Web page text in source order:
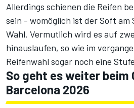
Allerdings schienen die Reifen
sein - womöglich ist der Soft am
Wahl. Vermutlich wird es auf
hinauslaufen, so wie im
Reifenwahl sogar noch eine
So geht es weiter beim
Barcelona 2026